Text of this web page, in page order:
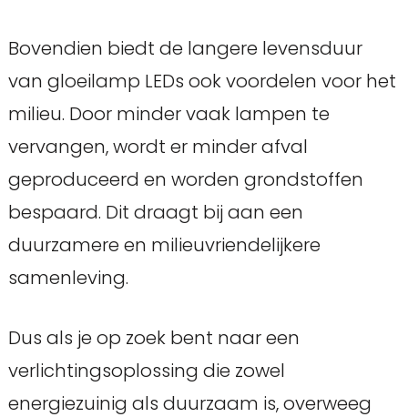
Bovendien biedt de langere levensduur
van gloeilamp LEDs ook voordelen voor het
milieu. Door minder vaak lampen te
vervangen, wordt er minder afval
geproduceerd en worden grondstoffen
bespaard. Dit draagt bij aan een
duurzamere en milieuvriendelijkere
samenleving.
Dus als je op zoek bent naar een
verlichtingsoplossing die zowel
energiezuinig als duurzaam is, overweeg